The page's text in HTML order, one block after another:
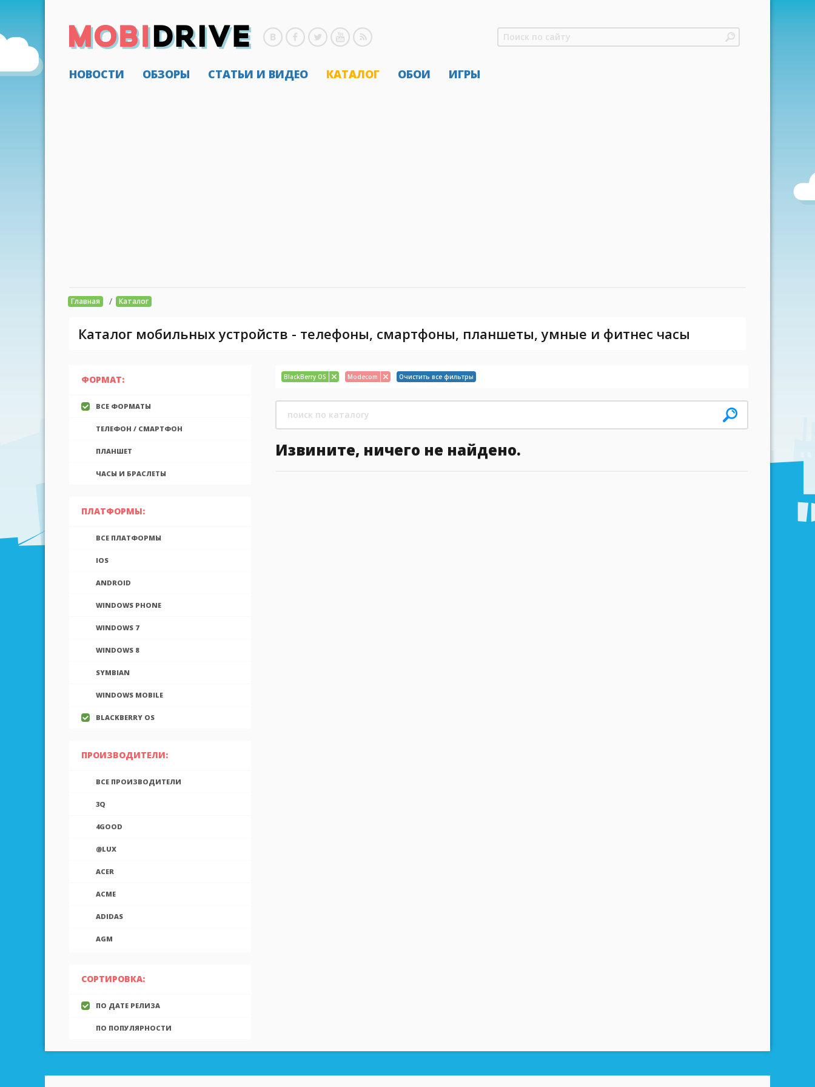
НОВОСТИ ОБЗОРЫ СТАТЬИ И ВИДЕО КАТАЛОГ ОБОИ ИГРЫ
Главная / Каталог
Каталог мобильных устройств - телефоны, смартфоны, планшеты, умные и фитнес часы
ФОРМАТ:
ВСЕ ФОРМАТЫ
ТЕЛЕФОН / СМАРТФОН
ПЛАНШЕТ
ЧАСЫ И БРАСЛЕТЫ
ПЛАТФОРМЫ:
ВСЕ ПЛАТФОРМЫ
IOS
ANDROID
WINDOWS PHONE
WINDOWS 7
WINDOWS 8
SYMBIAN
WINDOWS MOBILE
BLACKBERRY OS
ПРОИЗВОДИТЕЛИ:
ВСЕ ПРОИЗВОДИТЕЛИ
3Q
4GOOD
@LUX
ACER
ACME
ADIDAS
AGM
AIGO
AINOL
AIRON
ALCATEL
ALLVIEW
СОРТИРОВКА:
ПО ДАТЕ РЕЛИЗА
ПО ПОПУЛЯРНОСТИ
BlackBerry OS Modecom Очистить все фильтры
Извините, ничего не найдено.